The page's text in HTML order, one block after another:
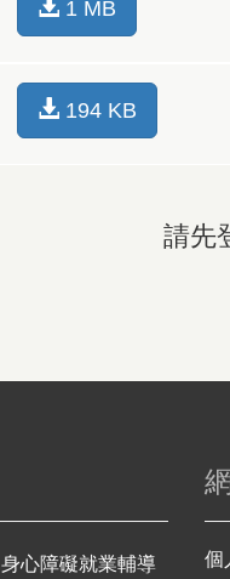
1 MB
194 KB
請先
身心障礙就業輔導
個